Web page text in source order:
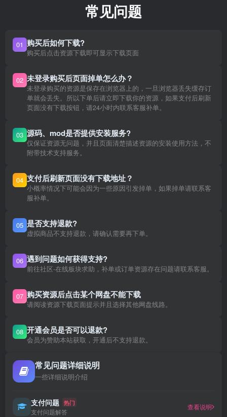
常见问题
01 购买后如何下载?
购买后点击资源下载即可显示下载页面
02 未登录购买后页面掉单怎么办？
未登录购买的资源是保存在浏览器上的，一旦浏览器丢失缓存订
单就会丢失。所以下单后请立即下载你的资源，如果支付后刷新
页面没有下载按钮，请24小时内联系客服补单。
03 源码、mod是否提供安装服务?
仅保证资源无问题，并且页面清楚描述资源的安装使用方法，不
附带技术支持服务。
04 支付后刷新页面没有下载地址？
小概率情况下可能会因为一些原因引发掉单，如果掉单请联系客
服补单。
05 是否支持退款?
虚拟商品不支持退款，请确认需要再下单。
06 遇到问题如何获得支持?
前往社区-在线板块求助，补单或订单资源存在问题请联系客服。
07 购买资源后点击某个网盘不能下载
请阅读资源下载页面提示并且选择其他网盘线路。
08 开通会员是否可以退款?
会员为赞助本站获取，开通后不支持退款。
常见问题详细说明
一些详细说明介绍
支付问题 热门
支付问题解答
查看说明